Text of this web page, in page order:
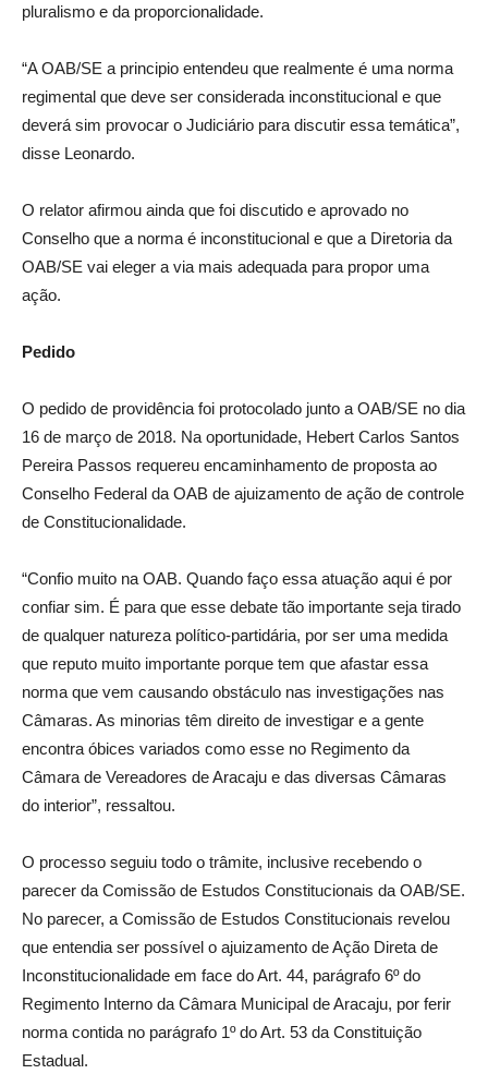
pluralismo e da proporcionalidade.
“A OAB/SE a principio entendeu que realmente é uma norma
regimental que deve ser considerada inconstitucional e que
deverá sim provocar o Judiciário para discutir essa temática”,
disse Leonardo.
O relator afirmou ainda que foi discutido e aprovado no
Conselho que a norma é inconstitucional e que a Diretoria da
OAB/SE vai eleger a via mais adequada para propor uma
ação.
Pedido
O pedido de providência foi protocolado junto a OAB/SE no dia
16 de março de 2018. Na oportunidade, Hebert Carlos Santos
Pereira Passos requereu encaminhamento de proposta ao
Conselho Federal da OAB de ajuizamento de ação de controle
de Constitucionalidade.
“Confio muito na OAB. Quando faço essa atuação aqui é por
confiar sim. É para que esse debate tão importante seja tirado
de qualquer natureza político-partidária, por ser uma medida
que reputo muito importante porque tem que afastar essa
norma que vem causando obstáculo nas investigações nas
Câmaras. As minorias têm direito de investigar e a gente
encontra óbices variados como esse no Regimento da
Câmara de Vereadores de Aracaju e das diversas Câmaras
do interior”, ressaltou.
O processo seguiu todo o trâmite, inclusive recebendo o
parecer da Comissão de Estudos Constitucionais da OAB/SE.
No parecer, a Comissão de Estudos Constitucionais revelou
que entendia ser possível o ajuizamento de Ação Direta de
Inconstitucionalidade em face do Art. 44, parágrafo 6º do
Regimento Interno da Câmara Municipal de Aracaju, por ferir
norma contida no parágrafo 1º do Art. 53 da Constituição
Estadual.